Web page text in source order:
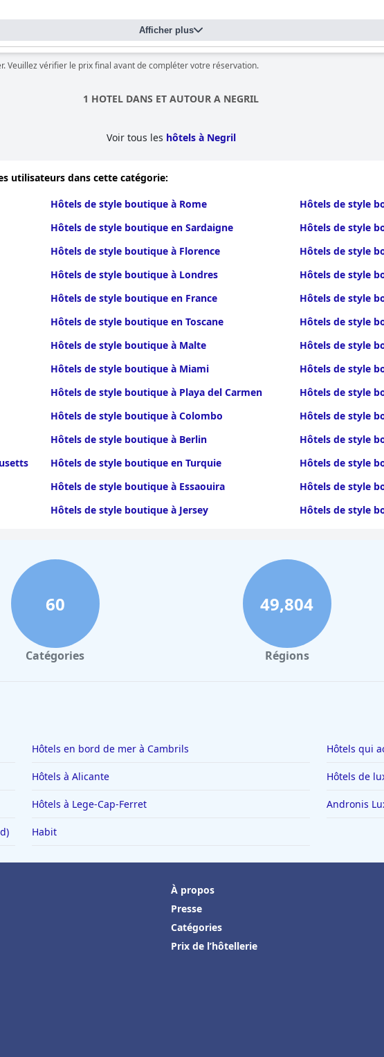
Afficher plus
Veuillez vérifier le prix final avant de compléter votre réservation.
1 HOTEL DANS ET AUTOUR A NEGRIL
Voir tous les hôtels à Negril
utilisateurs dans cette catégorie:
Hôtels de style boutique à Rome
Hôtels de style
Hôtels de style boutique en Sardaigne
Hôtels de style
Hôtels de style boutique à Florence
Hôtels de style
Hôtels de style boutique à Londres
Hôtels de style
Hôtels de style boutique en France
Hôtels de style
Hôtels de style boutique en Toscane
Hôtels de style
Hôtels de style boutique à Malte
Hôtels de style
Hôtels de style boutique à Miami
Hôtels de style
Hôtels de style boutique à Playa del Carmen
Hôtels de style
Hôtels de style boutique à Colombo
Hôtels de style
Hôtels de style boutique à Berlin
Hôtels de style
Hôtels de style boutique en Turquie
Hôtels de style
Hôtels de style boutique à Essaouira
Hôtels de style
Hôtels de style boutique à Jersey
Hôtels de style
Hôtels de style boutique à Fort Lauderdale
Hôtels de style boutique dans le Montana
Hôtels de style
Hôtels de style boutique à Salamanque
Hôtels de style
Hôtels de style boutique dans le Bodenseekreis
Hôtels de style
Hôtels de style boutique à Oman
60
Catégories
49,804
Régions
Hôtels en bord de mer à Cambrils Hôtels qui
Hôtels à Alicante Hôtels de
Hôtels à Lege-Cap-Ferret Andronis
Habit
À propos
Presse
Catégories
Prix de l’hôtellerie